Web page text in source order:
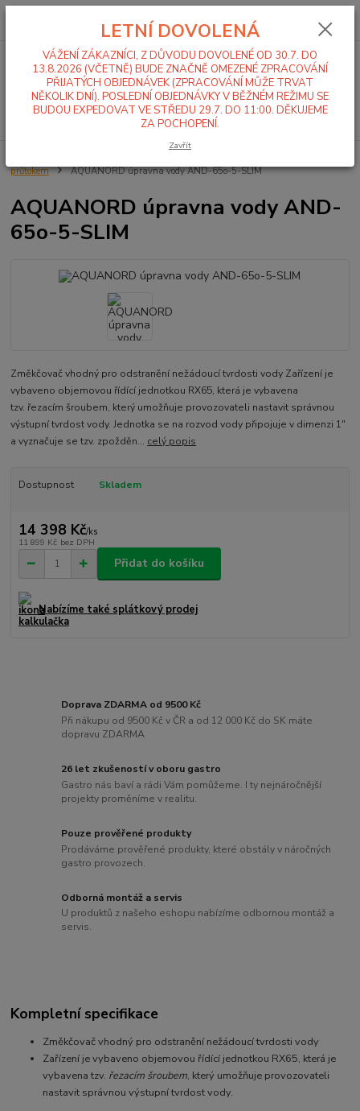
Menu
Hledat
0,00 Kč
průtokem
AQUANORD úpravna vody AND-65o-5-SLIM
AQUANORD úpravna vody AND-
65o-5-SLIM
Změkčovač vhodný pro odstranění nežádoucí tvrdosti vody Zařízení je
vybaveno objemovou řídící jednotkou RX65, která je vybavena
tzv. řezacím šroubem, který umožňuje provozovateli nastavit správnou
výstupní tvrdost vody. Jednotka se na rozvod vody připojuje v dimenzi 1″
a vyznačuje se tzv. zpožděn... celý popis
Dostupnost Skladem
14 398 Kč/ks
11 899 Kč bez DPH
Přidat do košíku
Nabízíme také splátkový prodej
Doprava ZDARMA od 9500 Kč
Při nákupu od 9500 Kč v ČR a od 12 000 Kč do SK máte
dopravu ZDARMA
26 let zkušeností v oboru gastro
Gastro nás baví a rádi Vám pomůžeme. I ty nejnáročnější
projekty proměníme v realitu.
Pouze prověřené produkty
Prodáváme prověřené produkty, které obstály v náročných
gastro provozech.
Odborná montáž a servis
U produktů z našeho eshopu nabízíme odbornou montáž a
servis.
Kompletní specifikace
Změkčovač vhodný pro odstranění nežádoucí tvrdosti vody
Zařízení je vybaveno objemovou řídící jednotkou RX65, která je
vybavena tzv. řezacím šroubem, který umožňuje provozovateli
nastavit správnou výstupní tvrdost vody.
LETNÍ DOVOLENÁ
VÁŽENÍ ZÁKAZNÍCI, Z DŮVODU DOVOLENÉ OD 30.7. DO
13.8.2026 (VČETNĚ) BUDE ZNAČNĚ OMEZENÉ ZPRACOVÁNÍ
PŘIJATÝCH OBJEDNÁVEK (ZPRACOVÁNÍ MŮŽE TRVAT
NĚKOLIK DNÍ). POSLEDNÍ OBJEDNÁVKY V BĚŽNÉM REŽIMU SE
BUDOU EXPEDOVAT VE STŘEDU 29.7. DO 11:00. DĚKUJEME
ZA POCHOPENÍ.
Zavřít